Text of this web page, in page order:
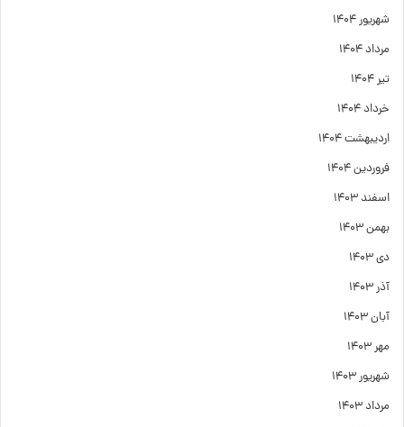
شهریور ۱۴۰۴
مرداد ۱۴۰۴
تیر ۱۴۰۴
خرداد ۱۴۰۴
اردیبهشت ۱۴۰۴
فروردین ۱۴۰۴
اسفند ۱۴۰۳
بهمن ۱۴۰۳
دی ۱۴۰۳
آذر ۱۴۰۳
آبان ۱۴۰۳
مهر ۱۴۰۳
شهریور ۱۴۰۳
مرداد ۱۴۰۳